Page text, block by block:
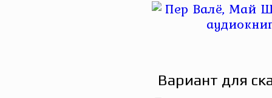
Вариант для